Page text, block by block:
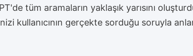
tüm aramaların yaklaşık yarısını
kullanıcının gerçekte sorduğu soruyla